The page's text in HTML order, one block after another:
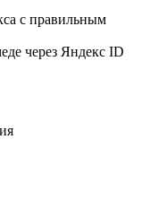
с правильным
через Яндекс ID